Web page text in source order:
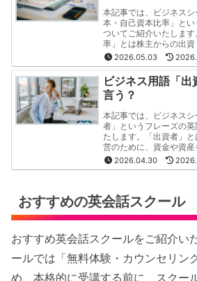
本記事では、ビジネス
本・自己資本比率」と
ついてご紹介いたしま
率」とは株主からの出
の積み立て（利益剰余金
す。
2026.05.03
ビジネス用語「出
言う？
本記事では、ビジネス
者」というフレーズの
たします。「出資者」
営のために、資金や資
とです。この記事では「
英訳と用法を"分かりや
2026.04.30
おすすめの英会話スクール
おすすめ英会話スクールをご紹介い
ールでは「無料体験・カウンセリン
め、本格的に受講する前に、スクー